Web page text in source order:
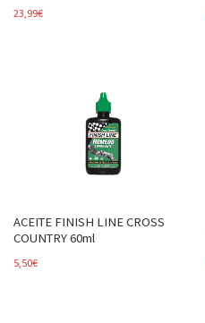
23,99€
ACEITE FINISH LINE CROSS
COUNTRY 60ml
5,50€